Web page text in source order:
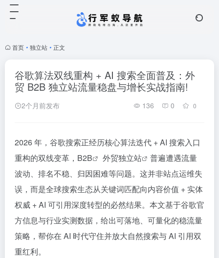
首页 • 独立站 • 正文
谷歌算法双线重构 + AI 搜索全面普及：外
贸 B2B 独立站流量稳盘与增长实战指南!
2个月前发布 136 0 0
2026 年，谷歌搜索正经历核心算法迭代 + AI 搜索入口
重构的双线变革， B2B 外贸独立站
普遍遭遇流量
波动、排名不稳、归因困难等问题。这并非站点运维失
误，而是全球搜索生态从关键词匹配向内容价值 + 实体
权威 + AI 可引用深度转型的必然结果。本文基于谷歌官
方信息与行业实测数据，给出可落地、可量化的稳流量
策略，帮你在 AI 时代守住并放大自然搜索与 AI 引用双
重红利。